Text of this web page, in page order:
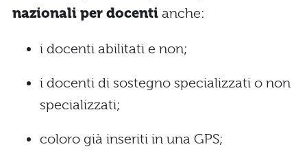
nazionali per docenti anche:
i docenti abilitati e non;
i docenti di sostegno specializzati o non
specializzati;
coloro già inseriti in una GPS;